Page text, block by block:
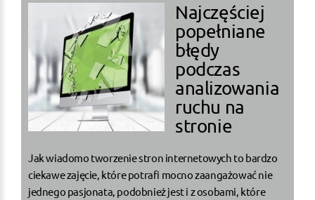
Najczęściej
popełniane
błędy
podczas
analizowania
ruchu na
stronie
Jak wiadomo tworzenie stron internetowych to bardzo
ciekawe zajęcie, które potrafi mocno zaangażować nie
jednego pasjonata, podobnież jest i z osobami, które